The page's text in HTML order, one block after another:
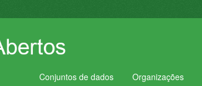
Conjuntos de dados Organizações